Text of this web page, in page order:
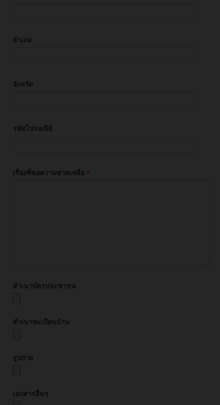
อำเภอ
จังหวัด
รหัสไปรษณีย์
เรื่องที่ขอความช่วยเหลือ *
สำเนาบัตรประชาชน
สำเนาทะเบียนบ้าน
รูปถ่าย
เอกสารอื่นๆ